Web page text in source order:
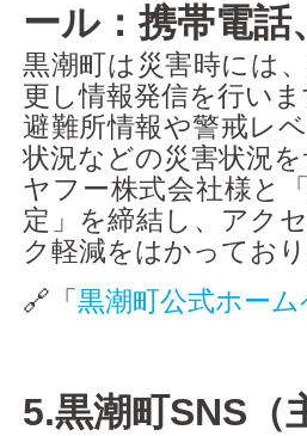
ール：携帯電話
黒潮町は災害時には
更し情報発信を行いま
避難所情報や警戒レ
状況などの災害状況
ヤフー株式会社様と
定」を締結し、アク
ク軽減をはかっており
🔗「黒潮町公式ホー
5.黒潮町SNS（